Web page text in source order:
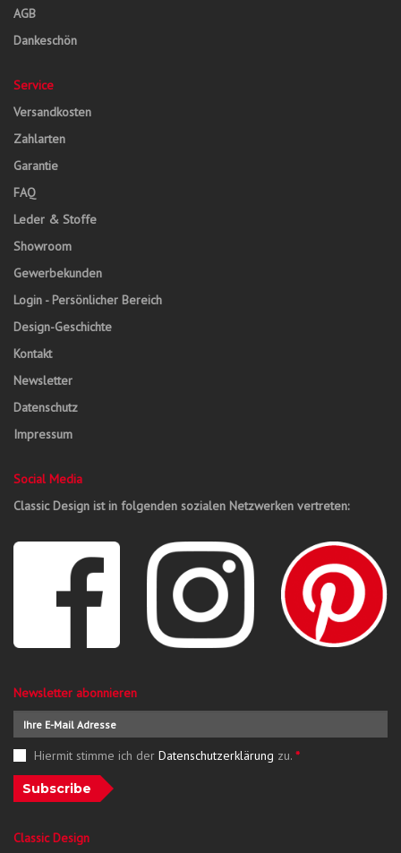
AGB
Dankeschön
Service
Versandkosten
Zahlarten
Garantie
FAQ
Leder & Stoffe
Showroom
Gewerbekunden
Login - Persönlicher Bereich
Design-Geschichte
Kontakt
Newsletter
Datenschutz
Impressum
Social Media
Classic Design ist in folgenden sozialen Netzwerken vertreten:
Newsletter abonnieren
Hiermit stimme ich der Datenschutzerklärung zu. *
Subscribe
Classic Design